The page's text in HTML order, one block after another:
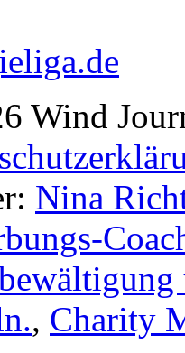
Wind
Nina
, Charity